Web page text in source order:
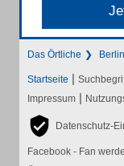
Das Örtliche Berlin
Startseite |
Impressum |
Datenschutz-
Facebook - Fan